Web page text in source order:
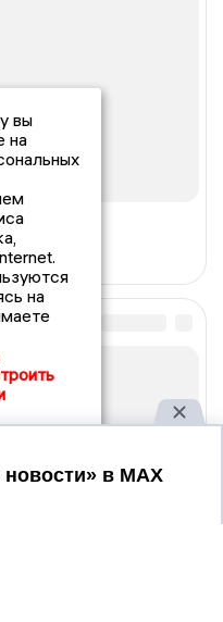
вы
на
на